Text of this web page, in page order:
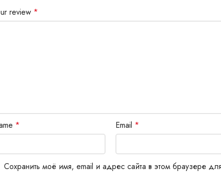
review *
* Email *
Сохранить моё имя, email и адрес сайта в этом браузере